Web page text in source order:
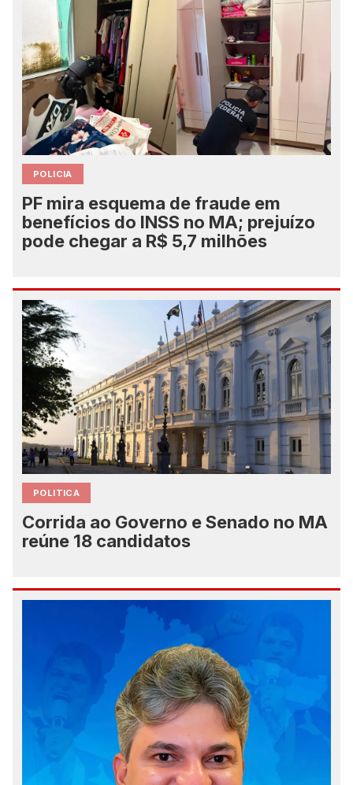
POLICIA
PF mira esquema de fraude em
benefícios do INSS no MA; prejuízo
pode chegar a R$ 5,7 milhões
POLITICA
Corrida ao Governo e Senado no MA
reúne 18 candidatos